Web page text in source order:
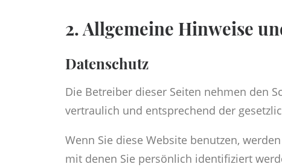
2. Allgemeine Hinweise
Datenschutz
Die Betreiber dieser Seiten nehmen den
vertraulich und entsprechend der
Wenn Sie diese Website benutzen,
mit denen Sie persönlich identifiziert